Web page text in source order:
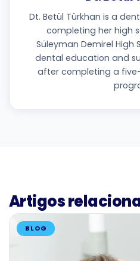
Dt. Betül Türkhan is a
completing her high
Süleyman Demirel High
dental education and
after completing a
Artigos
BLOG